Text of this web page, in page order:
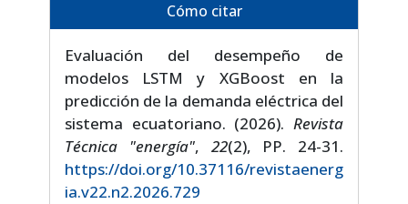
Cómo citar
Evaluación del desempeño de
modelos LSTM y XGBoost en la
predicción de la demanda eléctrica del
sistema ecuatoriano. (2026). Revista
Técnica "energía", 22(2), PP. 24-31.
https://doi.org/10.37116/revistaenerg
ia.v22.n2.2026.729